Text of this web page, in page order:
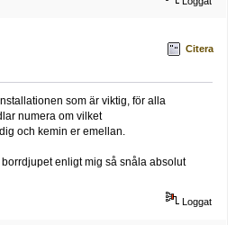
Citera
som är viktig, för alla
numera om vilket
och kemin er emellan.
enligt mig så snåla absolut
Loggat